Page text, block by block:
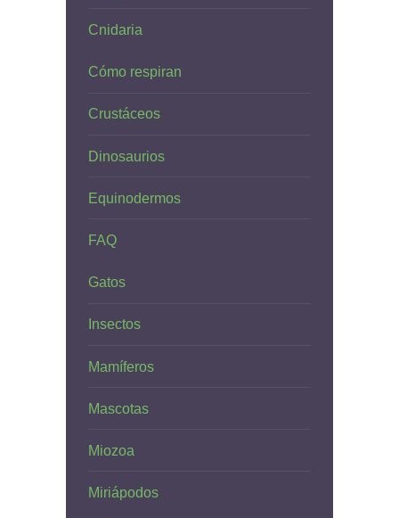
Cnidaria
Cómo respiran
Crustáceos
Dinosaurios
Equinodermos
FAQ
Gatos
Insectos
Mamíferos
Mascotas
Miozoa
Miriápodos